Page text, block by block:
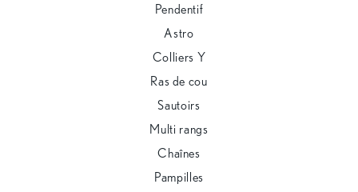
Pendentif
Astro
Colliers Y
Ras de cou
Sautoirs
Multi rangs
Chaînes
Pampilles